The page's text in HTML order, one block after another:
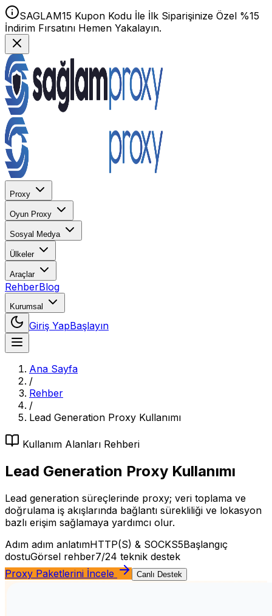
SAGLAM15 Kupon Kodu İle İlk Siparişinize Özel %15
İndirim Fırsatını Hemen Yakalayın.
Proxy
Oyun Proxy
Sosyal Medya
Ülkeler
Araçlar
RehberBlog
Kurumsal
Giriş YapBaşlayın
Ana Sayfa
/
Rehber
/
Lead Generation Proxy Kullanımı
Kullanım Alanları Rehberi
Lead Generation Proxy Kullanımı
Lead generation süreçlerinde proxy; veri toplama ve
doğrulama iş akışlarında bağlantı sürekliliği ve lokasyon
bazlı erişim sağlamaya yardımcı olur.
Adım adım anlatımHTTP(S) & SOCKS5Başlangıç
dostuGörsel rehber7/24 teknik destek
Proxy Paketlerini İncele
Canlı Destek